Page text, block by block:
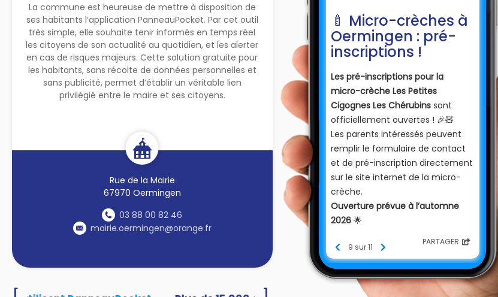
La commune est heureuse de mettre à disposition de
ses habitants l’application PanneauPocket. Par cet outil
très simple, elle souhaite tenir informés en temps réel
les citoyens de son actualité au quotidien, et les alerter
en cas de risques majeurs. Cette solution gratuite pour
les habitants, sans récolte de données personnelles et
sans publicité, permet d’établir un véritable lien
privilégié entre le maire et ses citoyens.
Rue de la Mairie
67970 Oermingen
03 88 00 82 46
mairie.oermingen@orange.fr
🍼 Micro-crèches à
Oermingen : pré-
inscriptions !
Les pré-inscriptions pour la
micro-crèche Les Petites
Cigognes Les Chérubinssont
officiellement ouvertes ! 🎉🧸
Les parents intéressés peuvent
remplir le formulaire de contact
et de pré-inscription directement
sur le site internet de la micro-
crèche.
Ouverture prévue à l’automne
2026🌟
cherubins-creches.com
N’hésitez pas à partager cette
joyeuse nouvelle et à contacter la
structure via son site pour toute
9 sur 11 PARTAGER